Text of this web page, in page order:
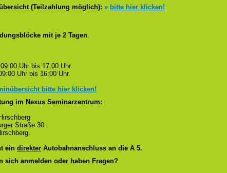
(Teilzahlung möglich): » bitte hier klicken!
mit je 2 Tagen.
Uhr bis 17:00 Uhr.
Uhr bis 16:00 Uhr.
bitte hier klicken!
im Nexus Seminarzentrum:
Straße 30
ein direkter Autobahnanschluss an die A 5.
sich anmelden oder haben Fragen?